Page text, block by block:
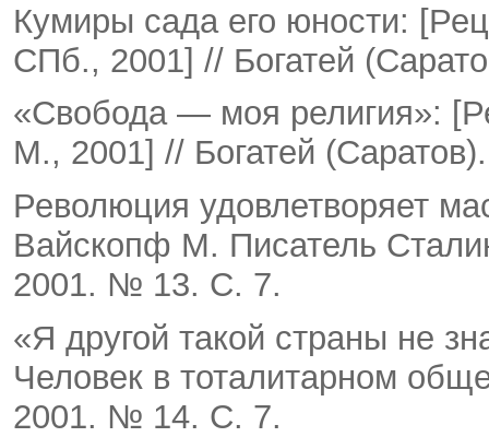
Кумиры сада его юности:
СПб., 2001] // Бо­гатей
«Свобода — моя религия»:
М., 2001] // Богатей
Революция удовлетворяет
Вайскопф М. Писатель
2001. № 13. С. 7.
«Я другой такой страны не
Человек в тотали­тарном
2001. № 14. С. 7.